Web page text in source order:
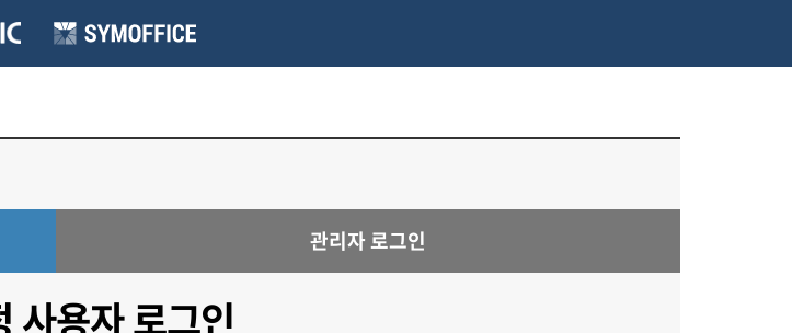
관리자 로그인
사용자 로그인